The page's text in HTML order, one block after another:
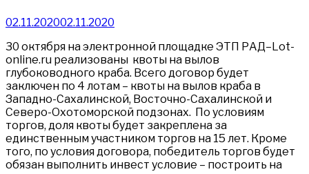
02.11.202002.11.2020
30 октября на электронной площадке ЭТП РАД–Lot-
online.ru реализованы квоты на вылов
глубоководного краба. Всего договор будет
заключен по 4 лотам – квоты на вылов краба в
Западно-Сахалинской, Восточно-Сахалинской и
Северо-Охотоморской подзонах. По условиям
торгов, доля квоты будет закреплена за
единственным участником торгов на 15 лет. Кроме
того, по условия договора, победитель торгов будет
обязан выполнить инвест условие – построить на